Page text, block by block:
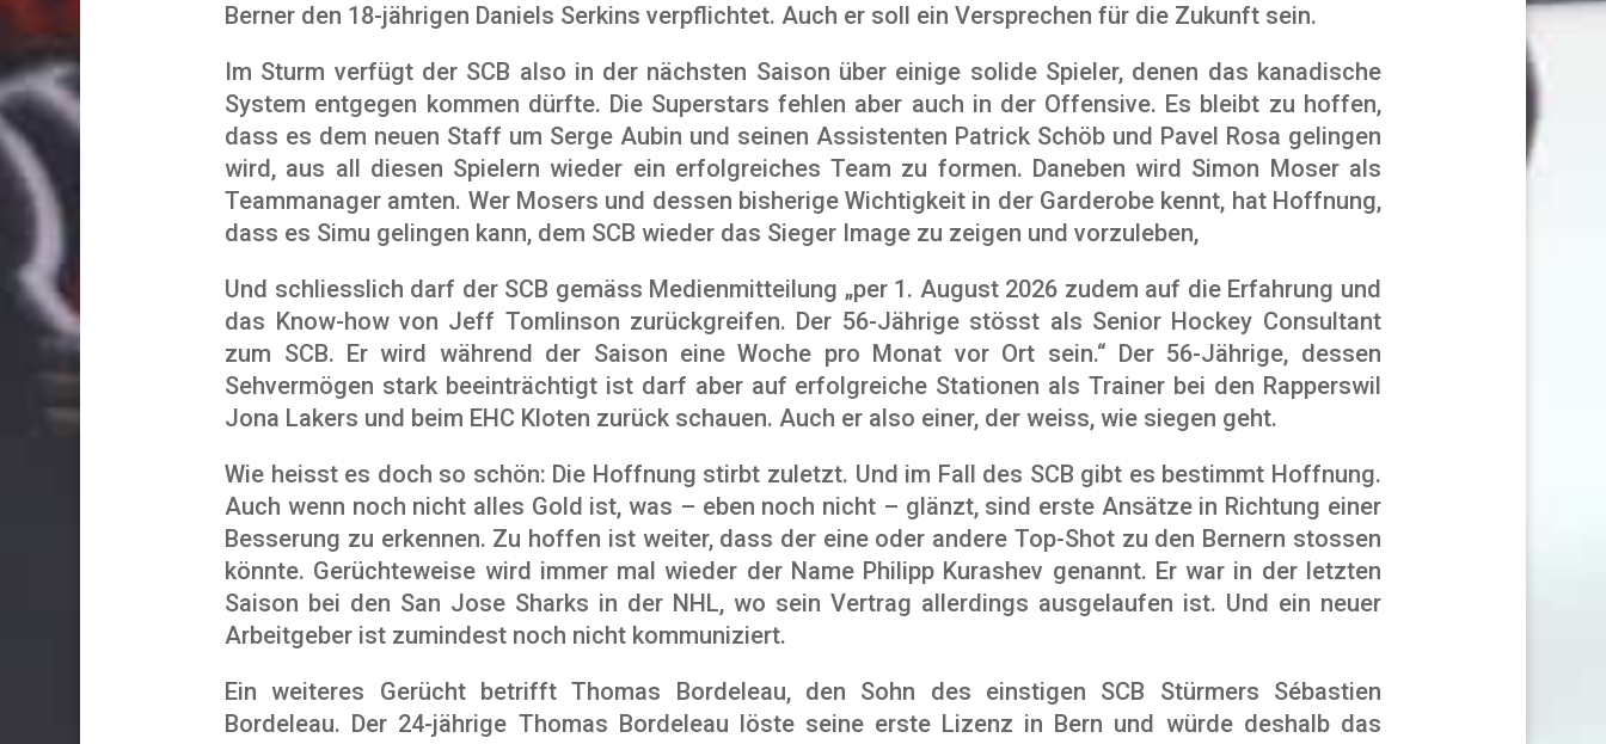
Berner den 18-jährigen Daniels Serkins verpflichtet. Auch er soll ein Versprechen für die Zukunft sein.
Im Sturm verfügt der SCB also in der nächsten Saison über einige solide Spieler, denen das kanadische
System entgegen kommen dürfte. Die Superstars fehlen aber auch in der Offensive. Es bleibt zu hoffen,
dass es dem neuen Staff um Serge Aubin und seinen Assistenten Patrick Schöb und Pavel Rosa gelingen
wird, aus all diesen Spielern wieder ein erfolgreiches Team zu formen. Daneben wird Simon Moser als
Teammanager amten. Wer Mosers und dessen bisherige Wichtigkeit in der Garderobe kennt, hat Hoffnung,
dass es Simu gelingen kann, dem SCB wieder das Sieger Image zu zeigen und vorzuleben,
Und schliesslich darf der SCB gemäss Medienmitteilung „per 1. August 2026 zudem auf die Erfahrung und
das Know-how von Jeff Tomlinson zurückgreifen. Der 56-Jährige stösst als Senior Hockey Consultant
zum SCB. Er wird während der Saison eine Woche pro Monat vor Ort sein.“ Der 56-Jährige, dessen
Sehvermögen stark beeinträchtigt ist darf aber auf erfolgreiche Stationen als Trainer bei den Rapperswil
Jona Lakers und beim EHC Kloten zurück schauen. Auch er also einer, der weiss, wie siegen geht.
Wie heisst es doch so schön: Die Hoffnung stirbt zuletzt. Und im Fall des SCB gibt es bestimmt Hoffnung.
Auch wenn noch nicht alles Gold ist, was – eben noch nicht – glänzt, sind erste Ansätze in Richtung einer
Besserung zu erkennen. Zu hoffen ist weiter, dass der eine oder andere Top-Shot zu den Bernern stossen
könnte. Gerüchteweise wird immer mal wieder der Name Philipp Kurashev genannt. Er war in der letzten
Saison bei den San Jose Sharks in der NHL, wo sein Vertrag allerdings ausgelaufen ist. Und ein neuer
Arbeitgeber ist zumindest noch nicht kommuniziert.
Ein weiteres Gerücht betrifft Thomas Bordeleau, den Sohn des einstigen SCB Stürmers Sébastien
Bordeleau. Der 24-jährige Thomas Bordeleau löste seine erste Lizenz in Bern und würde deshalb das